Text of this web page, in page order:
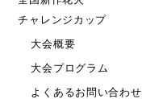
チャレンジカップ
大会概要
大会プログラム
よくあるお問い合わせ